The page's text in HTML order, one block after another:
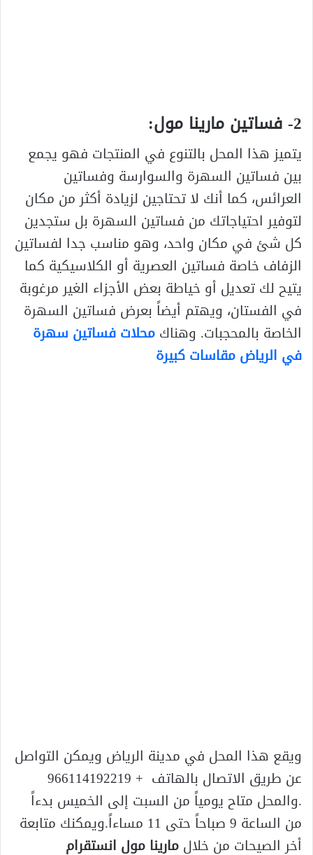
2- فساتين مارينا مول:
يتميز هذا المحل بالتنوع في المنتجات فهو يجمع
بين فساتين السهرة والسوارسة وفساتين
العرائس، كما أنك لا تحتاجين لزيادة أكثر من مكان
لتوفير احتياجاتك من فساتين السهرة بل ستجدين
كل شئ في مكان واحد، وهو مناسب جدا لفساتين
الزفاف خاصة فساتين العصرية أو الكلاسيكية كما
يتيح لك تعديل أو خياطة بعض الأجزاء الغير مرغوبة
في الفستان، ويهتم أيضاً بعرض فساتين السهرة
الخاصة بالمحجبات. وهناكمحلات فساتين سهرة
في الرياض مقاسات كبيرة
ويقع هذا المحل في مدينة الرياض ويمكن التواصل
عن طريق الاتصال بالهاتف + 966114192219
.والمحل متاح يومياً من السبت إلى الخميس بدءاً
من الساعة 9 صباحاً حتى 11 مساءاً.ويمكنك متابعة
أخر الصيحات من خلالمارينا مول انستقرام